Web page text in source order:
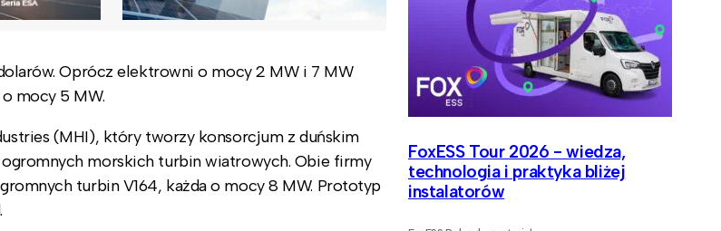
Oprócz elektrowni o mocy 2 MW i 7 MW
mocy 5 MW.
(MHI), który tworzy konsorcjum z duńskim
morskich turbin wiatrowych. Obie firmy
turbin V164, każda o mocy 8 MW. Prototyp
FoxESS Tour 2026 - wiedza,
technologia i praktyka bliżej
instalatorów